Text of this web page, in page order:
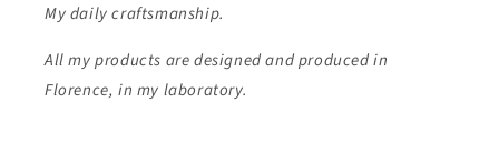
My daily craftsmanship.
All my products are designed and produced in
Florence, in my laboratory.